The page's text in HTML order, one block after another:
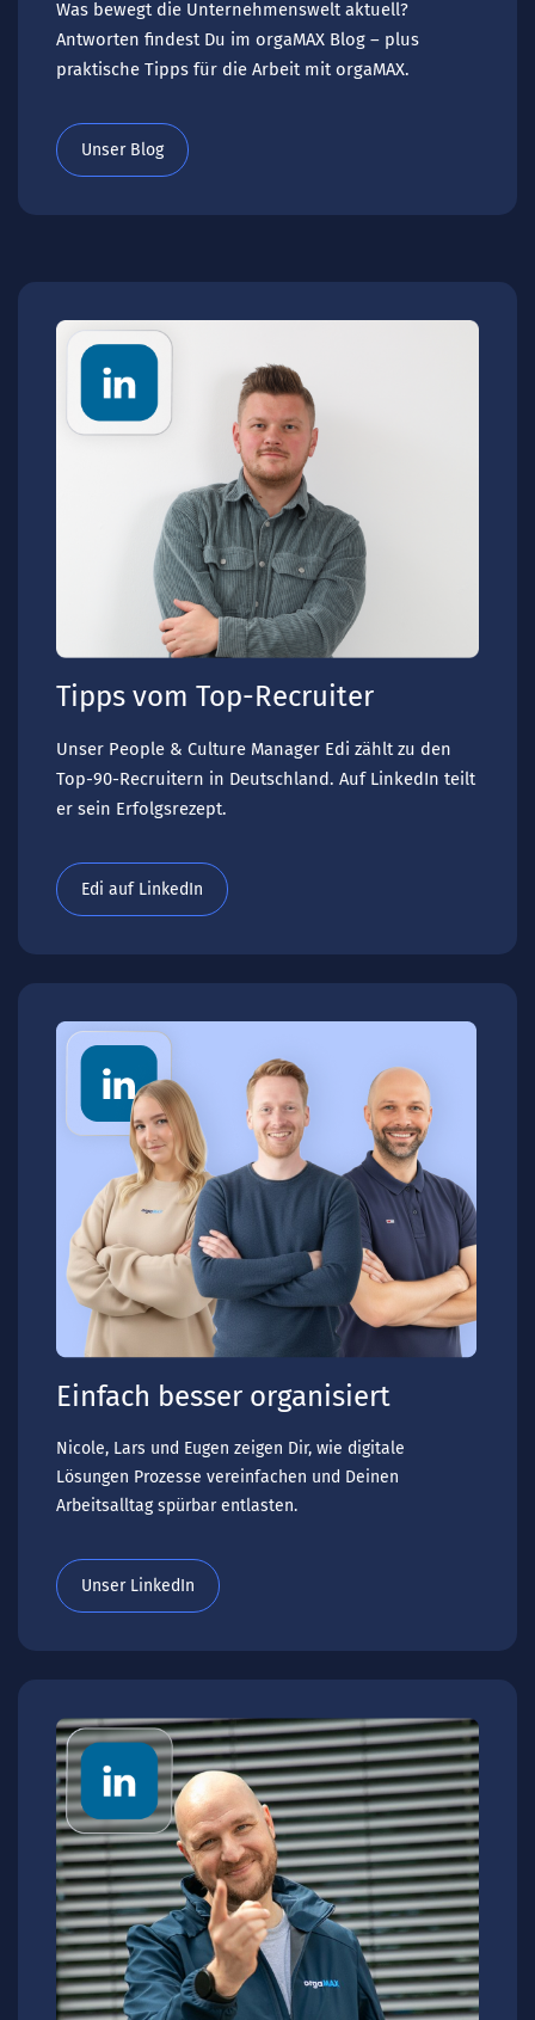
Was bewegt die Unternehmenswelt aktuell?
Antworten findest Du im orgaMAX Blog – plus
praktische Tipps für die Arbeit mit orgaMAX.
Unser Blog
Tipps vom Top-Recruiter
Unser People & Culture Manager Edi zählt zu den
Top-90-Recruitern in Deutschland. Auf LinkedIn teilt
er sein Erfolgsrezept.
Edi auf LinkedIn
Einfach besser organisiert
Nicole, Lars und Eugen zeigen Dir, wie digitale
Lösungen Prozesse vereinfachen und Deinen
Arbeitsalltag spürbar entlasten.
Unser LinkedIn